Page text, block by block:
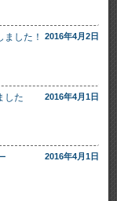
した！ 2016年4月2日
した 2016年4月1日
2016年4月1日